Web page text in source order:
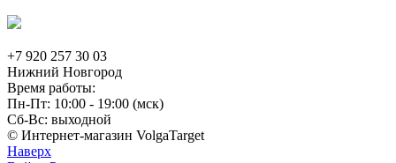
+7 920 257 30 03
Нижний Новгород
Время работы:
Пн-Пт: 10:00 - 19:00 (мск)
Сб-Вс: выходной
© Интернет-магазин VolgaTarget
Наверх